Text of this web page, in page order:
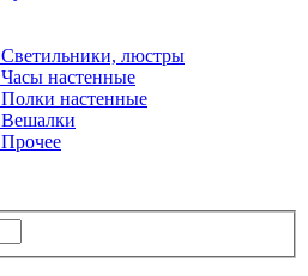
Светильники, люстры
Часы настенные
Полки настенные
Вешалки
Прочее